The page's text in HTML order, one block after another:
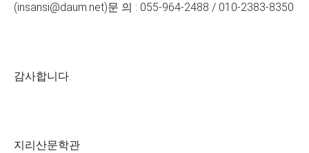
(insansi@daum.net)문 의 : 055-964-2488 / 010-2383-8350
감사합니다.
지리산문학관